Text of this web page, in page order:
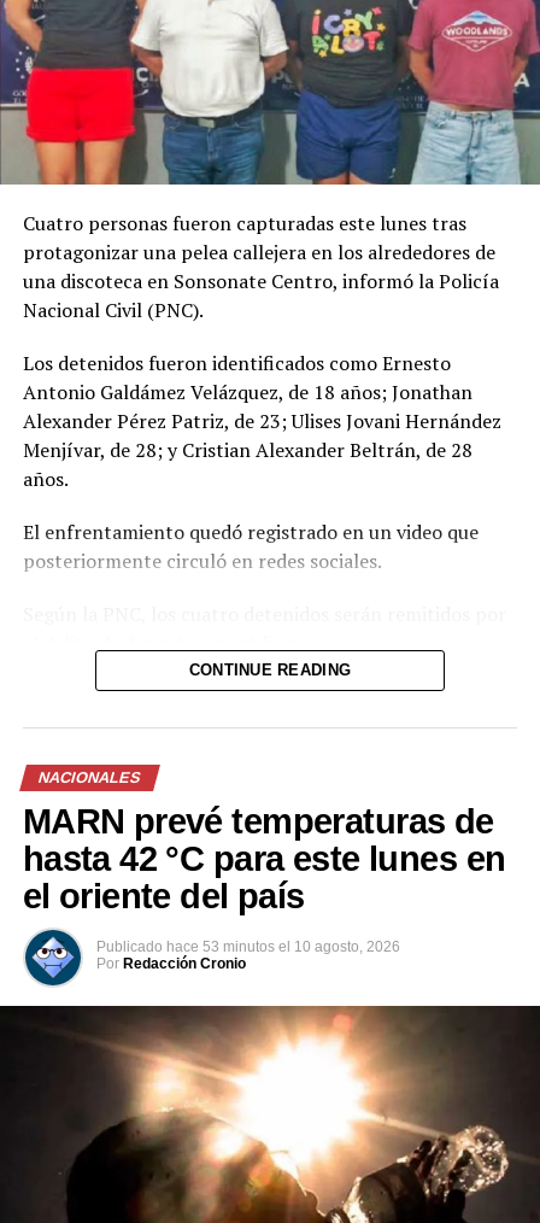
Comparte esto:
Facebook
Me gusta esto:
Cuatro personas fueron capturadas este lunes tras
protagonizar una pelea callejera en los alrededores de
una discoteca en Sonsonate Centro, informó la Policía
Nacional Civil (PNC).
Los detenidos fueron identificados como Ernesto
Antonio Galdámez Velázquez, de 18 años; Jonathan
Alexander Pérez Patriz, de 23; Ulises Jovani Hernández
Menjívar, de 28; y Cristian Alexander Beltrán, de 28
años.
El enfrentamiento quedó registrado en un video que
posteriormente circuló en redes sociales.
“Si alterás el orden, responderás ante la justicia”, agregó
la institución en su cuenta de X.
Comparte esto:
Facebook X
Me gusta esto:
CONTINUE READING
NACIONALES
MARN prevé temperaturas de
hasta 42 °C para este lunes en
el oriente del país
Publicado hace 53 minutos el 10 agosto, 2026
Por Redacción Cronio